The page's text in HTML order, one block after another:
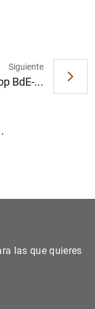
Siguiente
BdE-...
las que quieres